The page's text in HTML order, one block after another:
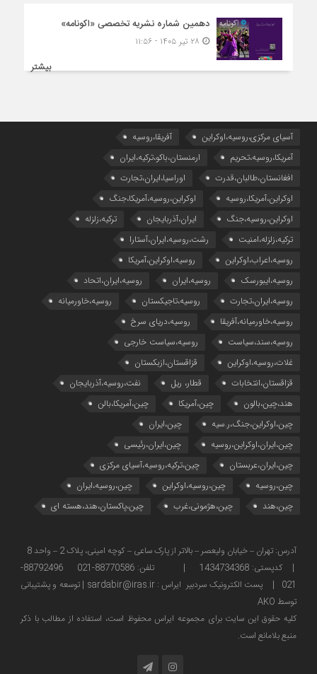
دهمین شماره نشریه تخصصی «اکونامه»
بیشتر
آسیای مرکزی،روسیه،اوکراین
آفریقا،روسیه
آمریکا،روسیه،تحریم
ارمنستان،باکو،ترکیه،ایران
افغانستان،طالبان،قدرت
اوراسیا،ایران،تجارت
اوکراین،آمریکا،روسیه
اوکراین،روسیه،آمریکا،جنگ
اوکراین،روسیه،جنگ
ایران،آذربایجان
ترکیه،زلزله
ترکیه،زلزله،امنیت
رشت،روسیه،ایران،آستارا
روسیه،اعراب،اوکراین
روسیه،اوکراین،آمریکا
روسیه،ایبورسک
روسیه،ایران
روسیه،ایران،اتحاد
روسیه،ایران،تجارت
روسیه،تاجیکستان
روسیه،خاورمیانه
روسیه،خاورمیانه،آفریقا
روسیه،دریای سرخ
روسیه،سند،سیاست
روسیه،سیاست خارجی
غلات،روسیه،اوکراین
قزاقستان،ازبکستان
قزاقستان،انتخابات
قطار، ریل
نفت،روسیه،آذربایجان
هند،چین،بالون
چین،آمریکا
چین،آمریکا،بالن
چین،اوکراین،جنگ،ر.سیه
چین،ایران
چین،ایران،اوکراین،روسیه
چین،ایران،رئیسی
چین،ایران،عربستان
چین،ترکیه،روسیه،آسیای مرکزی
چین،روسیه
چین،روسیه،اوکراین
چین،روسیه،ایران
چین،هند
چین،هژمونی،غرب چین،پاکستان،هند،هسته ای
| کدپستی: 1434734368 | تلفن: 88770586-021 88792496-
021 | پست الکترونیک سردبیر ایراس : sardabir@iras.ir |
توسعه و پشتیبانی
توسط AKO
كليه حقوق این سایت برای مجموعه ایراس محفوظ است، استفاده از مطالب با ذكر
منبع بلامانع است.